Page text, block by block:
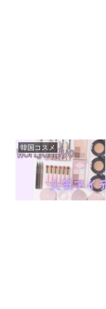
韓国コスメ